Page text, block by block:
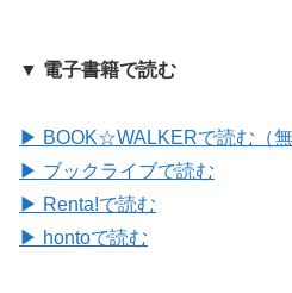
▼ 電子書籍で読む
▶ BOOK☆WALKERで読む（無
▶ ブックライブで読む
▶ Renta!で読む
▶ hontoで読む